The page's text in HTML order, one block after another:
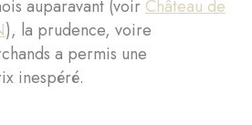
auparavant (voir Château de
), la prudence, voire
a permis une
inespéré.